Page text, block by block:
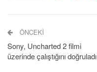
ÖNCEKI
Sony, Uncharted 2 filmi
üzerinde çalıştığını doğruladı